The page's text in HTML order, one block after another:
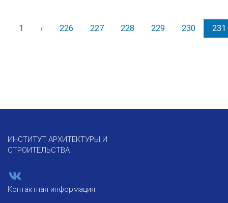
1 ‹Назад226 227 228 229 230 231
ИНСТИТУТ АРХИТЕКТУРЫ И
СТРОИТЕЛЬСТВА
Контактная информация